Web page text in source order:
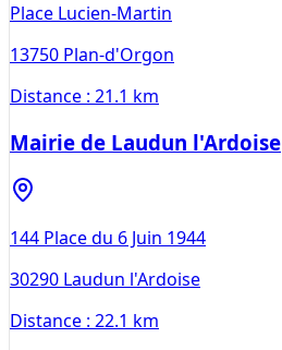
Place Lucien-Martin
13750 Plan-d'Orgon
Distance : 21.1 km
Mairie de Laudun l'Ardoise
144 Place du 6 Juin 1944
30290 Laudun l'Ardoise
Distance : 22.1 km